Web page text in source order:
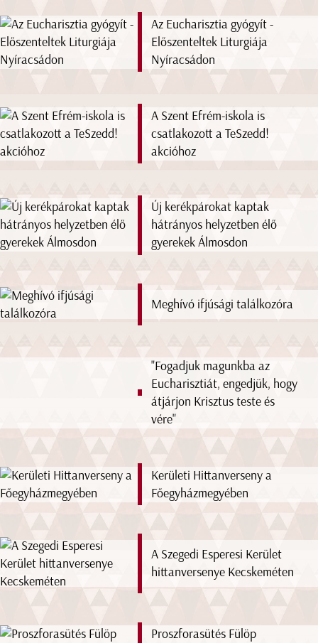
Az Eucharisztia gyógyít -
Előszenteltek Liturgiája
Nyíracsádon
A Szent Efrém-iskola is
csatlakozott a TeSzedd!
akcióhoz
Új kerékpárokat kaptak
hátrányos helyzetben élő
gyerekek Álmosdon
Meghívó ifjúsági találkozóra
"Fogadjuk magunkba az
Eucharisztiát, engedjük, hogy
átjárjon Krisztus teste és
vére"
Kerületi Hittanverseny a
Főegyházmegyében
A Szegedi Esperesi Kerület
hittanversenye Kecskeméten
Proszforasütés Fülöp